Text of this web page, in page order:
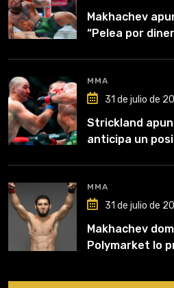
Makhachev
“Pelea por
MMA
31 de julio de
Strickland
anticipa un
MMA
31 de julio de
Makhachev
Polymarket lo